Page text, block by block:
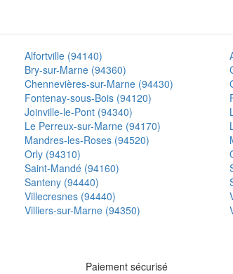
Alfortville (94140)
Bry-sur-Marne (94360)
Chennevières-sur-Marne (94430)
Fontenay-sous-Bois (94120)
Joinville-le-Pont (94340)
Le Perreux-sur-Marne (94170)
Mandres-les-Roses (94520)
Orly (94310)
Saint-Mandé (94160)
Santeny (94440)
Villecresnes (94440)
Villiers-sur-Marne (94350)
Paiement sécurisé